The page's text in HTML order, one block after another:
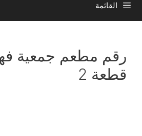
القائمة
رقم مطعم جمعية
قطعة 2